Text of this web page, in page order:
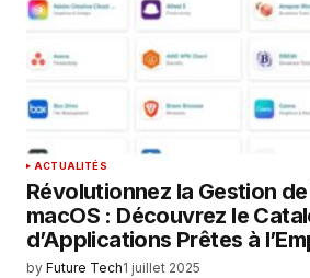
ACTUALITÉS
Révolutionnez la Gestion
macOS : Découvrez le
d’Applications Prêtes à
by Future Tech1 juillet 2025